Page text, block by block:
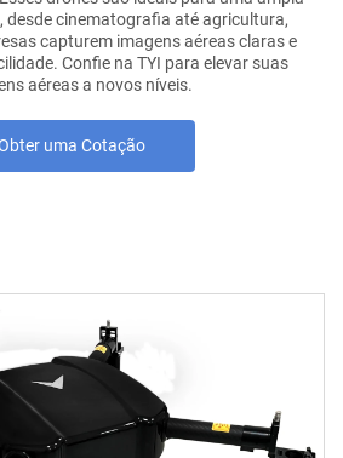
desde cinematografia até agricultura,
capturem imagens aéreas claras e
Confie na TYI para elevar suas
aéreas a novos níveis.
uma Cotação